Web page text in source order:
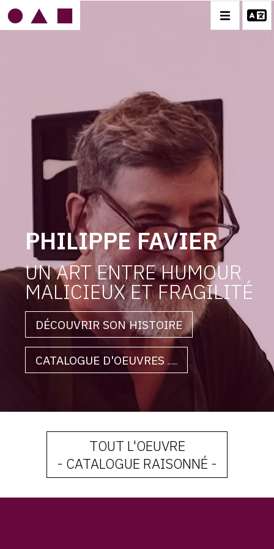
PHILIPPE FAVIER
BIOGRAPHIE
CATALOGUE DES OEUVRES
CONTACT
PHILIPPE FAVIER
UN ART ENTRE HUMOUR
MALICIEUX ET FRAGILITÉ
DÉCOUVRIR SON HISTOIRE
CATALOGUE D'OEUVRES en cours
TOUT L'OEUVRE
- CATALOGUE RAISONNÉ -